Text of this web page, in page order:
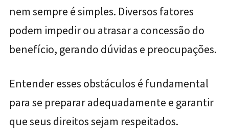
nem sempre é simples. Diversos fatores
podem impedir ou atrasar a concessão do
benefício, gerando dúvidas e preocupações.
Entender esses obstáculos é fundamental
para se preparar adequadamente e garantir
que seus direitos sejam respeitados.